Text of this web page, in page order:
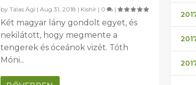
by Tálas Ági | Aug 31, 2018 | Kishír| 0 |
Két magyar lány gondolt egyet, és
nekilátott, hogy megmente a
tengerek és óceánok vizét. Tóth
Móni...